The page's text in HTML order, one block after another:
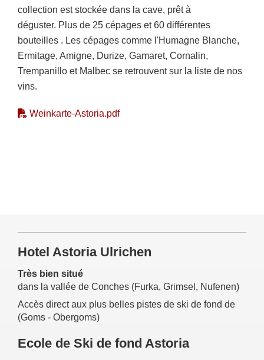
collection est stockée dans la cave, prêt à
déguster. Plus de 25 cépages et 60 différentes
bouteilles . Les cépages comme l'Humagne Blanche,
Ermitage, Amigne, Durize, Gamaret, Cornalin,
Trempanillo et Malbec se retrouvent sur la liste de nos
vins.
Weinkarte-Astoria.pdf
Hotel Astoria Ulrichen
Très bien situé
dans la vallée de Conches (Furka, Grimsel, Nufenen)
Accès direct aux plus belles pistes de ski de fond de
(Goms - Obergoms)
Ecole de Ski de fond Astoria